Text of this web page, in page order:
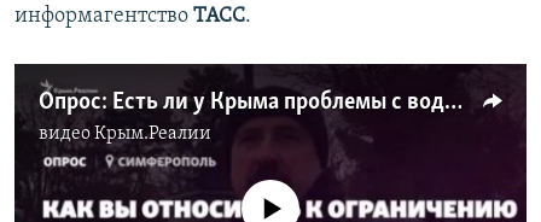
информагентство ТАСС.
Опрос: Есть ли у Крыма проблемы с водой? (видео)
видеоКрым.Реалии
No media source currently available